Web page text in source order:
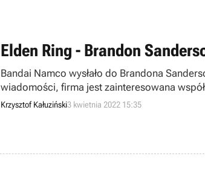
Elden Ring - Brandon
Bandai Namco wysłało do Brandona
wiadomości, firma jest zainteresowana
Krzysztof Kałuziński3 kwietnia 2022 15:35